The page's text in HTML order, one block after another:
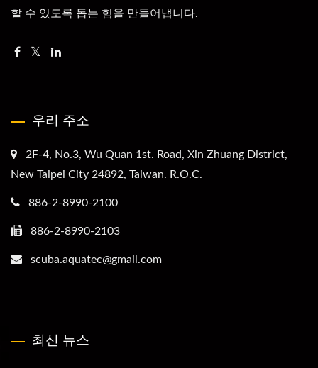
할 수 있도록 돕는 힘을 만들어냅니다.
우리 주소
2F-4, No.3, Wu Quan 1st. Road, Xin Zhuang District,
New Taipei City 24892, Taiwan. R.O.C.
886-2-8990-2100
886-2-8990-2103
scuba.aquatec@gmail.com
최신 뉴스